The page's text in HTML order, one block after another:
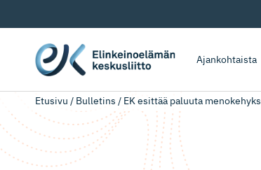
Ajankohtaista
Etusivu / Bulletins / EK esittää paluuta